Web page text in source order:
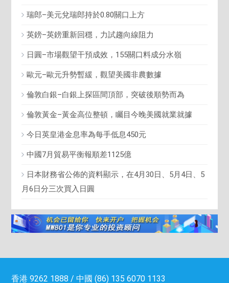
瑞郎–美元兌瑞郎持於0.80關口上方
英鎊–英鎊重新回穩，力試趨向線阻力
日圓–市場觀望干預成效，155關口料成分水嶺
歐元–歐元升勢暫緩，觀望美國非農數據
倫敦白銀–白銀上探區間頂部，突破後順勢而為
倫敦黃金–黃金高位整頓，矚目今晚美國就業就據
今日英皇港金息率為每手低息450元
中國7月貿易平衡報順差1125億
日本財務省公佈的資料顯示，在4月30日、5月4日、5
月6日分三次買入日圓
香港 9262 1888 / 中國 (86) 135 6070 1133